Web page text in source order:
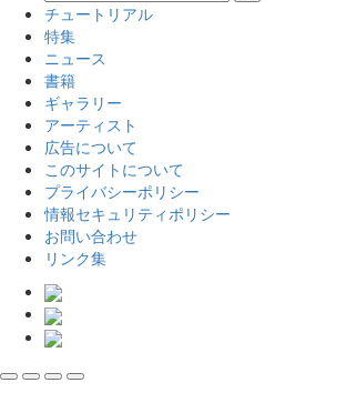
チュートリアル
特集
ニュース
書籍
ギャラリー
アーティスト
広告について
このサイトについて
プライバシーポリシー
情報セキュリティポリシー
お問い合わせ
リンク集